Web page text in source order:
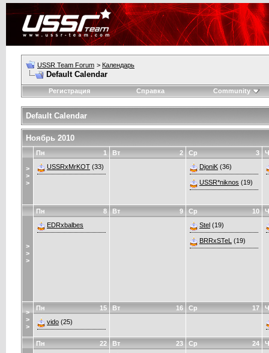
USSR Team Forum > Календарь
Default Calendar
Регистрация Справка Community
Default Calendar
Ноябрь 2010
>
>
>
1
Пн
USSRxMrKOT (33)
2
Вт 3
Ср
DjoniK (36)
USSR*niknos (19)
>
>
>
8
Пн
EDRxbalbes
9
Вт 10
Ср
Stel (19)
BRRxSTeL (19)
>
>
>
15
Пн
vido (25)
16
Вт 17
Ср
22
Пн 23
Вт
24
Ср